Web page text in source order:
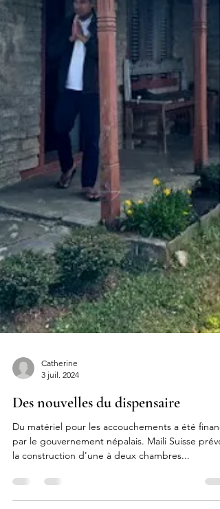
Catherine
3 juil. 2024